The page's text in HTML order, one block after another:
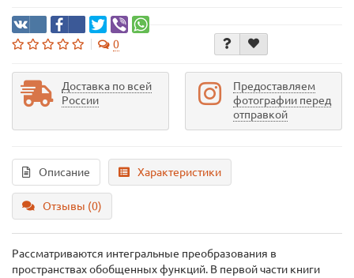
0
Доставка по всей
России
Предоставляем
фотографии перед
отправкой
Описание Характеристики
Отзывы (0)
Рассматриваются интегральные преобразования в
пространствах обобщенных функций. В первой части книги